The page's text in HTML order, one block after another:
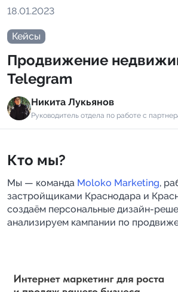
Аналитика Telegram
18.01.2023
Продвижение
Telegram
Кейсы
Никита Лукьянов
Руководитель отдела по работе с
Кто мы?
Мы — команда Moloko Marketing,
застройщиками Краснодара и
создаём персональные дизайн-
анализируем кампании по